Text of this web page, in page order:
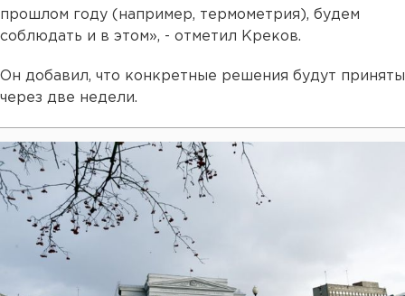
прошлом году (например, термометрия), будем
соблюдать и в этом», - отметил Креков.
Он добавил, что конкретные решения будут приняты
через две недели.